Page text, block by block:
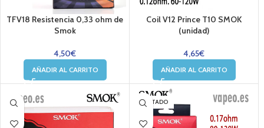
TFV18 Resistencia 0,33 ohm de
Smok
4,50€
AÑADIR AL CARRITO
Coil V12 Prince T10 SMOK
(unidad)
4,65€
AÑADIR AL CARRITO
AGOTADO